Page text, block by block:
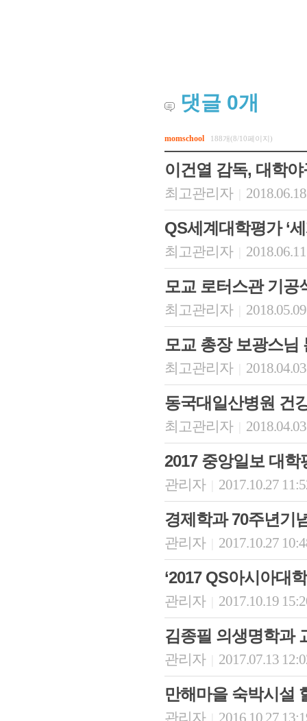
댓글 0개
momschool 188개(8/10페이지)
이건열 감독, 대학
최고관리자
QS세계대학평가 ‘
최고관리자
모교 로터스관 기공
최고관리자
모교 총장 보광스님
최고관리자
동국대일산병원 건
최고관리자
2017 중앙일보 대
관리자 2017.10.27
경제학과 70주년기
관리자 2017.10.27
‘2017 QS아시아대
관리자 2017.10.19
김종필 의생명학과
관리자 2017.07.13
만해마을 숙박시설
관리자 2016.10.27